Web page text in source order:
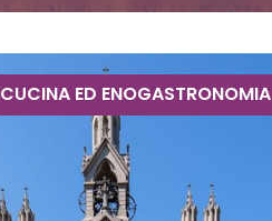
CUCINA ED ENOGASTRONOMIA